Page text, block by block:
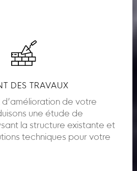
DES TRAVAUX
de votre
une étude de
la structure existante et
techniques pour votre